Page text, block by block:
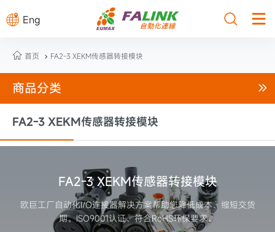
 Eng  
 首页  FA2-3 XEKM传感器转接模块
商品分类 
FA2-3 XEKM传感器转接模块
FA2-3 XEKM传感器转接模块
欧巨工厂自动化I/O连接器解决方案帮助您降低成本、缩短交货
期。ISO9001认证、符合RoHS环保要求。